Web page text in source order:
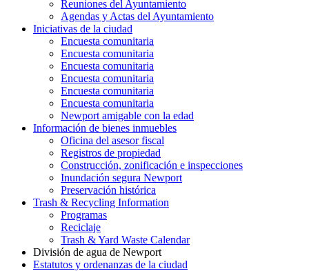
Reuniones del Ayuntamiento
Agendas y Actas del Ayuntamiento
Iniciativas de la ciudad
Encuesta comunitaria
Encuesta comunitaria
Encuesta comunitaria
Encuesta comunitaria
Encuesta comunitaria
Encuesta comunitaria
Newport amigable con la edad
Información de bienes inmuebles
Oficina del asesor fiscal
Registros de propiedad
Construcción, zonificación e inspecciones
Inundación segura Newport
Preservación histórica
Trash & Recycling Information
Programas
Reciclaje
Trash & Yard Waste Calendar
División de agua de Newport
Estatutos y ordenanzas de la ciudad